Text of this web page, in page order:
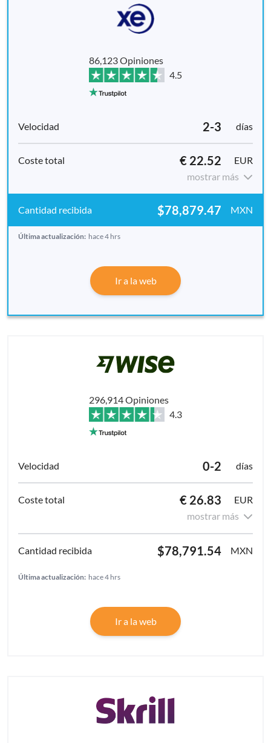
86,123 Opiniones
4.5
2-3 días
€ 22.52
EUR
mostrar más
$78,879.47 MXN
Última actualización: hace 4 hrs
Ir a la web
296,914 Opiniones
4.3
0-2 días
€ 26.83
EUR
mostrar más
$78,791.54 MXN
Última actualización: hace 4 hrs
Ir a la web